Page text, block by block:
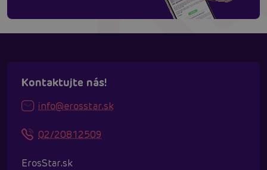
Kontaktujte nás!
info@erosstar.sk
02/20812509
ErosStar.sk